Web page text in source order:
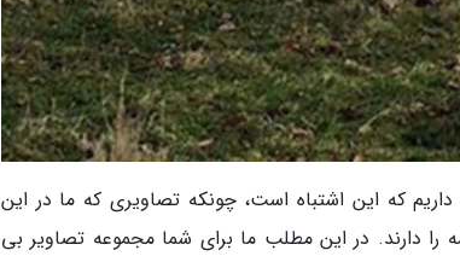
که این اشتباه است، چونکه تصاویری که ما در این
را دارند. در این مطلب ما برای شما مجموعه تصاویر بی